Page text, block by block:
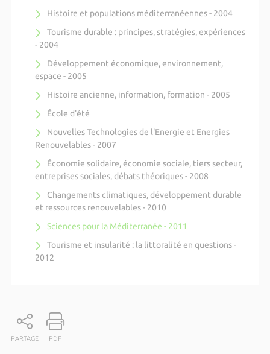
Histoire et populations méditerranéennes - 2004
Tourisme durable : principes, stratégies, expériences
- 2004
Développement économique, environnement,
espace - 2005
Histoire ancienne, information, formation - 2005
École d'été
Nouvelles Technologies de l'Energie et Energies
Renouvelables - 2007
Économie solidaire, économie sociale, tiers secteur,
entreprises sociales, débats théoriques - 2008
Changements climatiques, développement durable
et ressources renouvelables - 2010
Sciences pour la Méditerranée - 2011
Tourisme et insularité : la littoralité en questions -
2012
PARTAGE PDF